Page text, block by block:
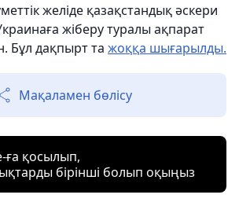
желіде қазақстандық әскери
жіберу туралы ақпарат
Бұл дақпырт та жоққа шығарылды.
Мақаламен бөлісу
ға қосылып,
бірінші болып оқыңыз